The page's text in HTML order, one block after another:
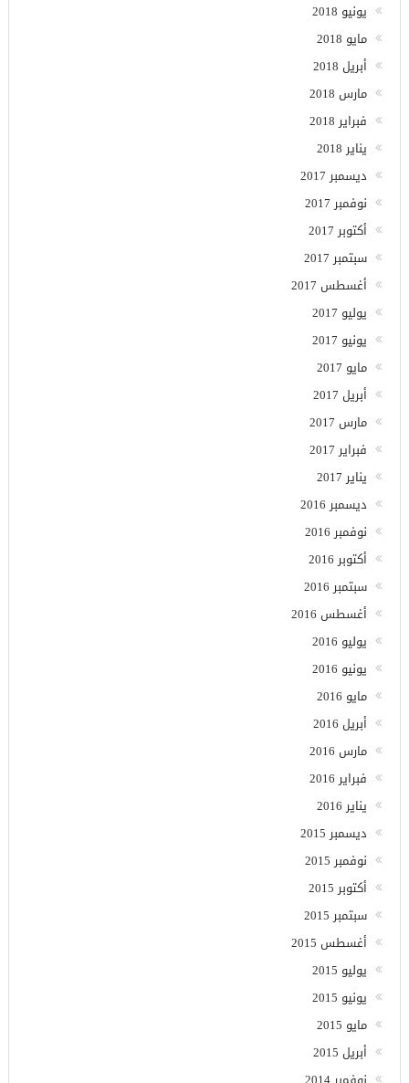
يونيو 2018
مايو 2018
أبريل 2018
مارس 2018
فبراير 2018
يناير 2018
ديسمبر 2017
نوفمبر 2017
أكتوبر 2017
سبتمبر 2017
أغسطس 2017
يوليو 2017
يونيو 2017
مايو 2017
أبريل 2017
مارس 2017
فبراير 2017
يناير 2017
ديسمبر 2016
نوفمبر 2016
أكتوبر 2016
سبتمبر 2016
أغسطس 2016
يوليو 2016
يونيو 2016
مايو 2016
أبريل 2016
مارس 2016
فبراير 2016
يناير 2016
ديسمبر 2015
نوفمبر 2015
أكتوبر 2015
سبتمبر 2015
أغسطس 2015
يوليو 2015
يونيو 2015
مايو 2015
أبريل 2015